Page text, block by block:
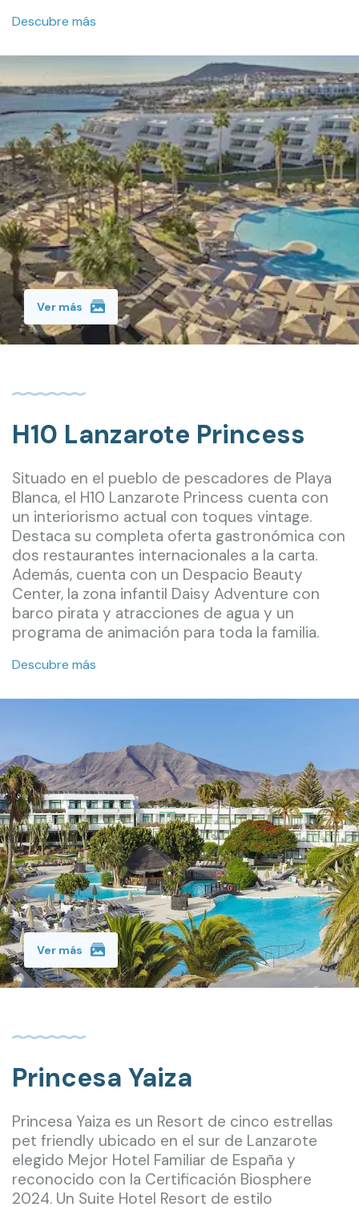
Descubre más
Ver más
H10 Lanzarote Princess
Situado en el pueblo de pescadores de Playa
Blanca, el H10 Lanzarote Princess cuenta con
un interiorismo actual con toques vintage.
Destaca su completa oferta gastronómica con
dos restaurantes internacionales a la carta.
Además, cuenta con un Despacio Beauty
Center, la zona infantil Daisy Adventure con
barco pirata y atracciones de agua y un
programa de animación para toda la familia.
Descubre más
Ver más
Princesa Yaiza
Princesa Yaiza es un Resort de cinco estrellas
pet friendly ubicado en el sur de Lanzarote
elegido Mejor Hotel Familiar de España y
reconocido con la Certificación Biosphere
2024. Un Suite Hotel Resort de estilo